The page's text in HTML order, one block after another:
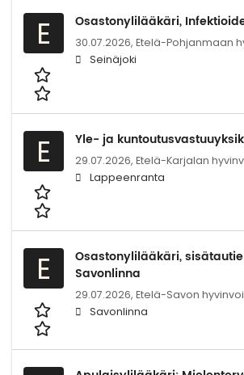
E Osastonylilääkäri,
30.07.2026, Etelä-Pohjanmaan
Seinäjoki
E Yle- ja
29.07.2026, Etelä-Karjalan
Lappeenranta
E
Osastonylilääkäri,
Savonlinna
29.07.2026, Etelä-Savon
Savonlinna